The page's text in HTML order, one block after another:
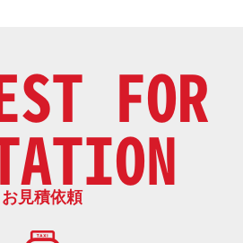
FOR
お見積依頼